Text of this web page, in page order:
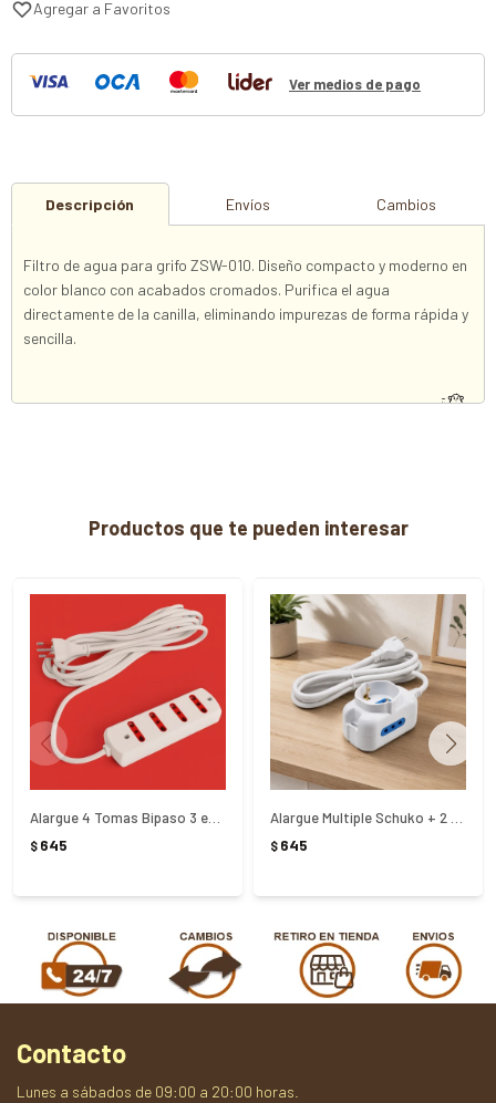
Ver medios de pago
Descripción Envíos Cambios
Filtro de agua para grifo ZSW-010. Diseño compacto y moderno en
color blanco con acabados cromados. Purifica el agua
directamente de la canilla, eliminando impurezas de forma rápida y
sencilla.
Productos que te pueden interesar
$ 645 $ 645
Contacto
Lunes a sábados de 09:00 a 20:00 horas.